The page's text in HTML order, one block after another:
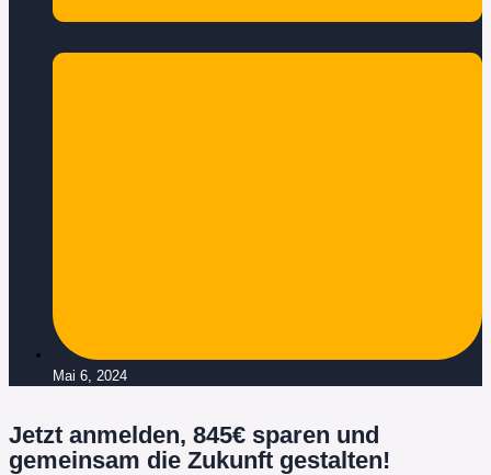
Mai 6, 2024
Jetzt anmelden, 845€ sparen und
gemeinsam die Zukunft gestalten!